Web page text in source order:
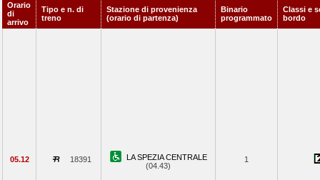
Orario
di
arrivo
Tipo e n. di
treno
Stazione di provenienza
(orario di partenza)
Binario
programmato
Classi e
bordo
05.12 18391
LA SPEZIA CENTRALE
(04.43)
1